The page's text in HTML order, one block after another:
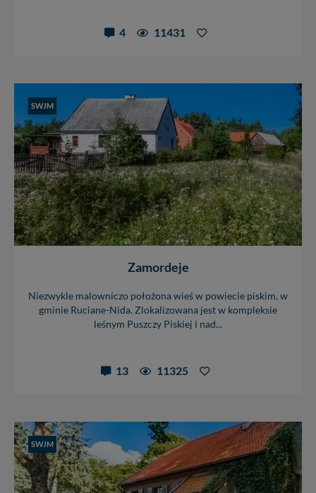
4 11431
SWJM
Zamordeje
Niezwykle malowniczo położona wieś w powiecie piskim, w
gminie Ruciane-Nida. Zlokalizowana jest w kompleksie
leśnym Puszczy Piskiej i nad...
13 11325
SWJM